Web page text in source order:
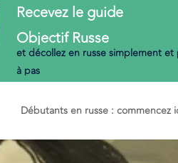
Débutants en russe : commencez
Recevez le guide
ObjectifRusse
et décollez en russesimplement et
à pas